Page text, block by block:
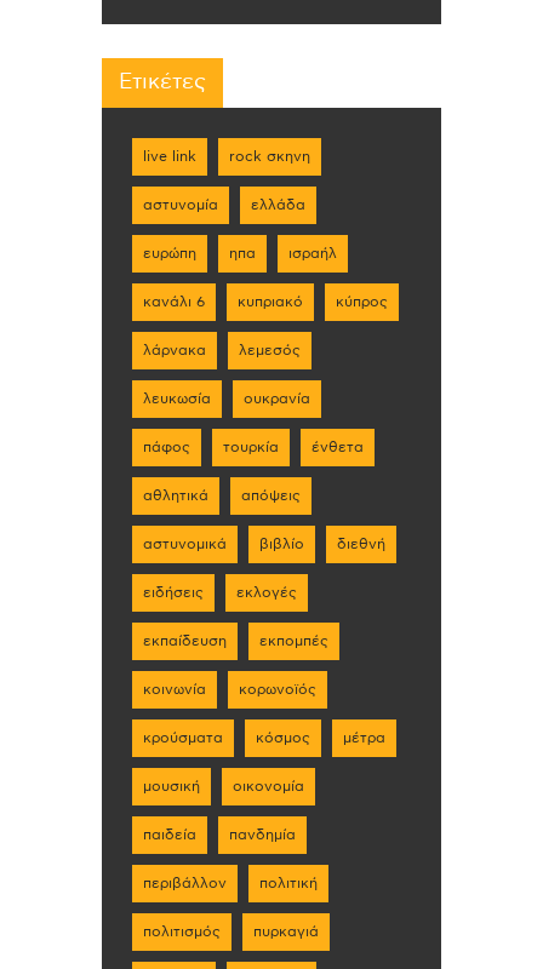
Ετικέτες
live link rock σκηνη
αστυνομία ελλάδα
ευρώπη ηπα ισραήλ
κανάλι 6 κυπριακό κύπρος
λάρνακα λεμεσός
λευκωσία ουκρανία
πάφος τουρκία ένθετα
αθλητικά απόψεις
αστυνομικά βιβλίο διεθνή
ειδήσεις εκλογές
εκπαίδευση εκπομπές
κοινωνία κορωνοϊός
κρούσματα κόσμος μέτρα
μουσική οικονομία
παιδεία πανδημία
περιβάλλον πολιτική
πολιτισμός πυρκαγιά